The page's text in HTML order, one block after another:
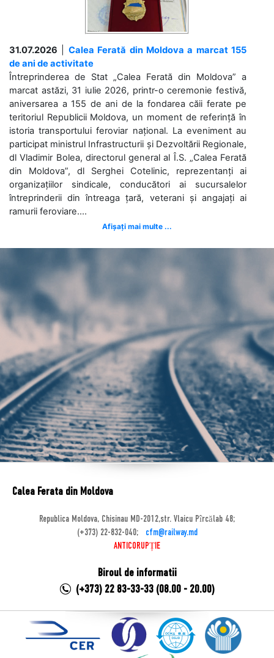
31.07.2026
Calea Ferată din Moldova a marcat 155
de ani de activitate
Întreprinderea de Stat „Calea Ferată din Moldova” a
marcat astăzi, 31 iulie 2026, printr-o ceremonie festivă,
aniversarea a 155 de ani de la fondarea căii ferate pe
teritoriul Republicii Moldova, un moment de referință în
istoria transportului feroviar național. La eveniment au
participat ministrul Infrastructurii și Dezvoltării Regionale,
dl Vladimir Bolea, directorul general al Î.S. „Calea Ferată
din Moldova”, dl Serghei Cotelinic, reprezentanți ai
organizațiilor sindicale, conducători ai sucursalelor
întreprinderii din întreaga țară, veterani și angajați ai
ramurii feroviare....
Afișați mai multe ...
Calea Ferata din Moldova
Republica Moldova, Chisinau MD-2012,str. Vlaicu Pîrcălab 48;
(+373) 22-832-040;
cfm@railway.md
ANTICORUPȚIE
Biroul de informatii
(+373) 22 83-33-33 (08.00 - 20.00)